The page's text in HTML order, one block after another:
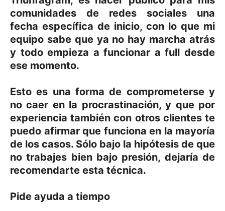
comunidades de redes sociales una
fecha específica de inicio, con lo que mi
equipo sabe que ya no hay marcha atrás
y todo empieza a funcionar a full desde
ese momento.
Esto es una forma de comprometerse y
no caer en la procrastinación, y que por
experiencia también con otros clientes te
puedo afirmar que funciona en la mayoría
de los casos. Sólo bajo la hipótesis de que
no trabajes bien bajo presión, dejaría de
recomendarte esta técnica.
Pide ayuda a tiempo